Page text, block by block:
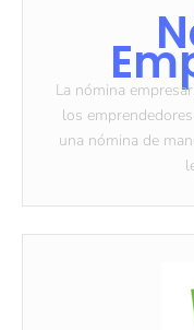
La nómina
los
una nómina de